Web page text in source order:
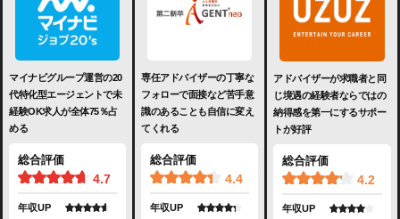
マイナビグループ運営の20
代特化型エージェントで未
経験OK求人が全体75％占
める
総合評価
4.7
年収UP
専任アドバイザーの丁寧な
フォローで面接など苦手意
識のあることも自信に変え
てくれる
総合評価
4.4
年収UP
アドバイザーが求職者と同
じ境遇の経験者ならではの
納得感を第一にするサポー
トが好評
総合評価
4.2
年収UP